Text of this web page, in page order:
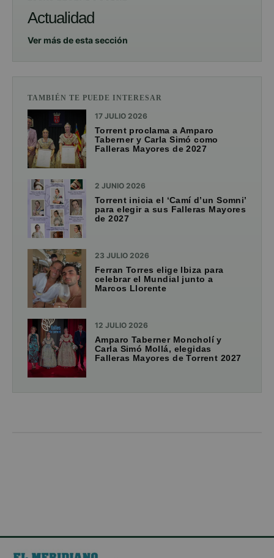
Actualidad
Ver más de esta sección
TAMBIÉN TE PUEDE INTERESAR
17 JULIO 2026
Torrent proclama a Amparo
Taberner y Carla Simó como
Falleras Mayores de 2027
2 JUNIO 2026
Torrent inicia el ‘Camí d’un Somni’
para elegir a sus Falleras Mayores
de 2027
23 JULIO 2026
Ferran Torres elige Ibiza para
celebrar el Mundial junto a
Marcos Llorente
12 JULIO 2026
Amparo Taberner Moncholí y
Carla Simó Mollá, elegidas
Falleras Mayores de Torrent 2027